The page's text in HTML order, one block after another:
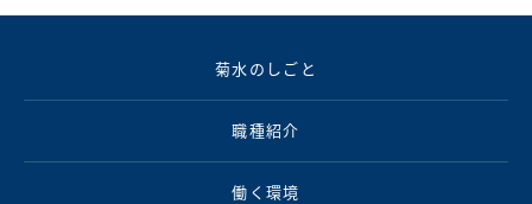
菊水のしごと
職種紹介
働く環境